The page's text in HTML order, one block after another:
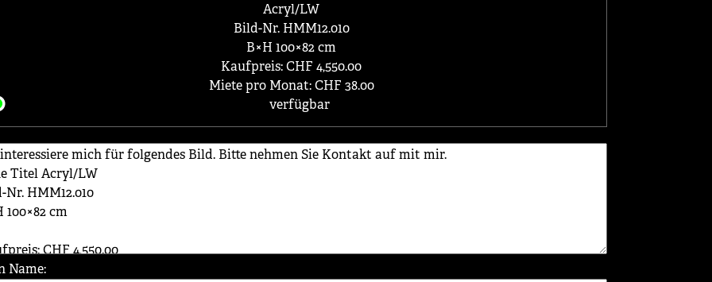
Acryl/LW
Bild-Nr. HMM12.010
B×H 100×82 cm
Kaufpreis: CHF 4,550.00
Miete pro Monat: CHF 38.00
verfügbar
Name: